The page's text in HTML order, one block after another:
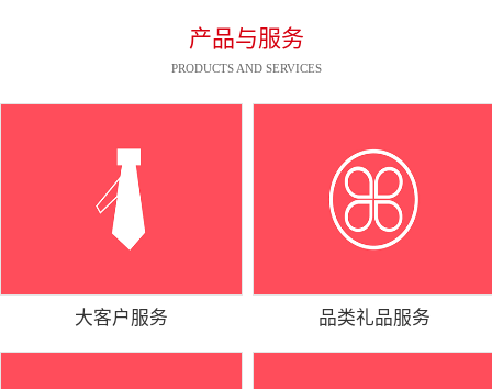
产品与服务
PRODUCTS AND SERVICES
大客户服务 品类礼品服务